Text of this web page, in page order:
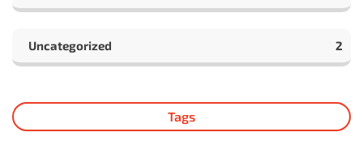
Uncategorized 2
Tags